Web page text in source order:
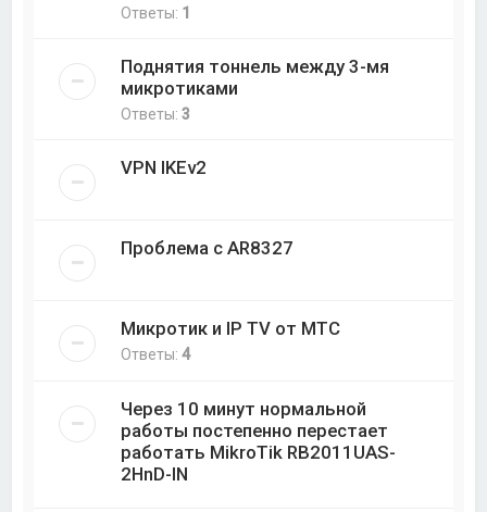
Ответы: 1
Поднятия тоннель между 3-мя
микротиками
Ответы:3
VPN IKEv2
Проблема с AR8327
Микротик и IP TV от МТС
Ответы:4
Через 10 минут нормальной
работы постепенно перестает
работать MikroTik RB2011UAS-
2HnD-IN